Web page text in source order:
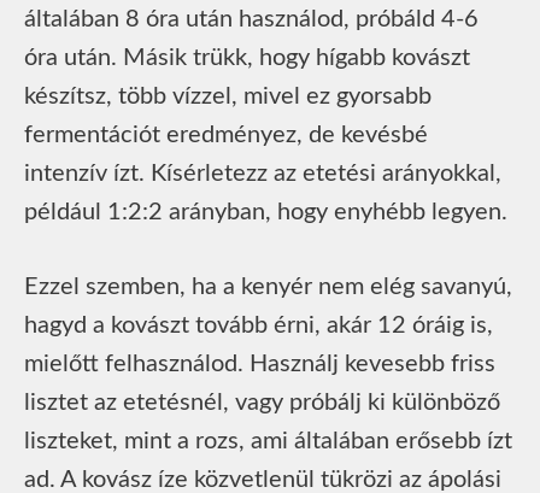
általában 8 óra után használod, próbáld 4-6
óra után. Másik trükk, hogy hígabb kovászt
készítsz, több vízzel, mivel ez gyorsabb
fermentációt eredményez, de kevésbé
intenzív ízt. Kísérletezz az etetési arányokkal,
például 1:2:2 arányban, hogy enyhébb legyen.
Ezzel szemben, ha a kenyér nem elég savanyú,
hagyd a kovászt tovább érni, akár 12 óráig is,
mielőtt felhasználod. Használj kevesebb friss
lisztet az etetésnél, vagy próbálj ki különböző
liszteket, mint a rozs, ami általában erősebb ízt
ad. A kovász íze közvetlenül tükrözi az ápolási